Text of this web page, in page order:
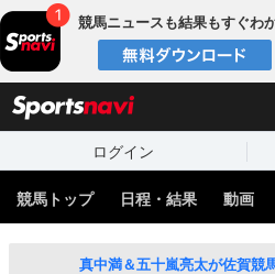
競馬ニュースも結果もすぐわ
ログイン
競馬トップ 日程・結果 動画
真中満＆五十嵐亮太が佐賀競